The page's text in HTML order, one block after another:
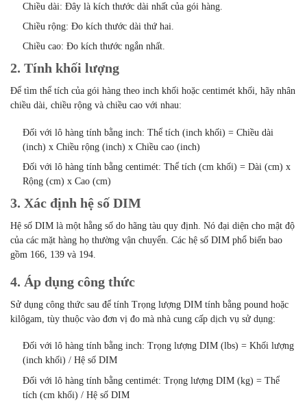
Chiều dài: Đây là kích thước dài nhất của gói hàng.
Chiều rộng: Đo kích thước dài thứ hai.
Chiều cao: Đo kích thước ngắn nhất.
2. Tính khối lượng
Để tìm thể tích của gói hàng theo inch khối hoặc centimét khối, hãy nhân
chiều dài, chiều rộng và chiều cao với nhau:
Đối với lô hàng tính bằng inch: Thể tích (inch khối) = Chiều dài
(inch) x Chiều rộng (inch) x Chiều cao (inch)
Đối với lô hàng tính bằng centimét: Thể tích (cm khối) = Dài (cm) x
Rộng (cm) x Cao (cm)
3. Xác định hệ số DIM
Hệ số DIM là một hằng số do hãng tàu quy định. Nó đại diện cho mật độ
của các mặt hàng họ thường vận chuyển. Các hệ số DIM phổ biến bao
gồm 166, 139 và 194.
4. Áp dụng công thức
Sử dụng công thức sau để tính Trọng lượng DIM tính bằng pound hoặc
kilôgam, tùy thuộc vào đơn vị đo mà nhà cung cấp dịch vụ sử dụng:
Đối với lô hàng tính bằng inch: Trọng lượng DIM (lbs) = Khối lượng
(inch khối) / Hệ số DIM
Đối với lô hàng tính bằng centimét: Trọng lượng DIM (kg) = Thể
tích (cm khối) / Hệ số DIM